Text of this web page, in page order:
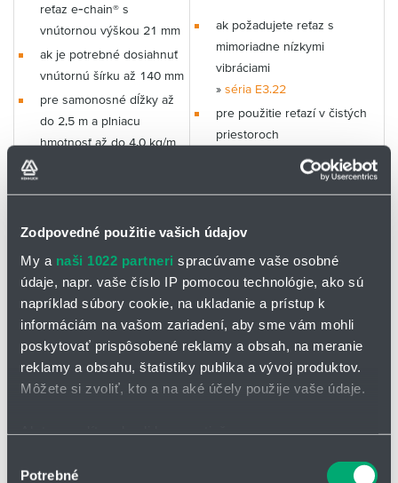
Zodpovedné použitie vašich údajov
My a naši 1022 partneri spracúvame vaše osobné
údaje, napr. vaše číslo IP pomocou technológie, ako sú
napríklad súbory cookie, na ukladanie a prístup k
informáciám na vašom zariadení, aby sme vám mohli
poskytovať prispôsobené reklamy a obsah, na meranie
reklamy a obsahu, štatistiky publika a vývoj produktov.
Môžete si zvoliť, kto a na aké účely použije vaše údaje.
polohe s presnosťou na niekoľko metrov
súhlasu
Potrebné
reťaz e‑chain® s
vnútornou výškou 21 mm
ak je potrebné dosiahnuť
vnútornú šírku až 140 mm
pre samonosné dĺžky až
do 2,5 m a plniacu
hmotnosť až do 4,0 kg/m
aplikácie
k dispozícii je množstvo
modulárnych možností a
príslušenstva
ak je požadovaná
otvárateľná priečka s
aretačnou funkciou
ak požadujete reťaz s
mimoriadne nízkymi
vibráciami
» séria E3.22
pre použitie reťazí v čistých
priestoroch
keď požadujete energetické
nízku cenu
»
série1400/1500,1450/1480
R117/R118
Polomery ohybu R: 38 až 200